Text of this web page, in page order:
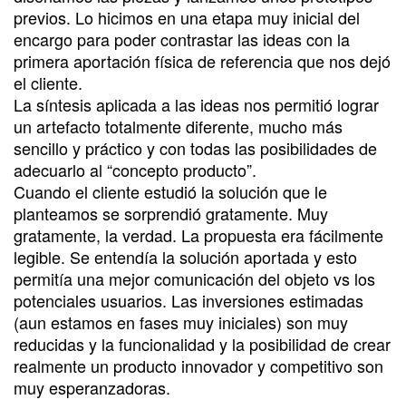
previos. Lo hicimos en una etapa muy inicial del
encargo para poder contrastar las ideas con la
primera aportación física de referencia que nos dejó
el cliente.
La síntesis aplicada a las ideas nos permitió lograr
un artefacto totalmente diferente, mucho más
sencillo y práctico y con todas las posibilidades de
adecuarlo al “concepto producto”.
Cuando el cliente estudió la solución que le
planteamos se sorprendió gratamente. Muy
gratamente, la verdad. La propuesta era fácilmente
legible. Se entendía la solución aportada y esto
permitía una mejor comunicación del objeto vs los
potenciales usuarios. Las inversiones estimadas
(aun estamos en fases muy iniciales) son muy
reducidas y la funcionalidad y la posibilidad de crear
realmente un producto innovador y competitivo son
muy esperanzadoras.